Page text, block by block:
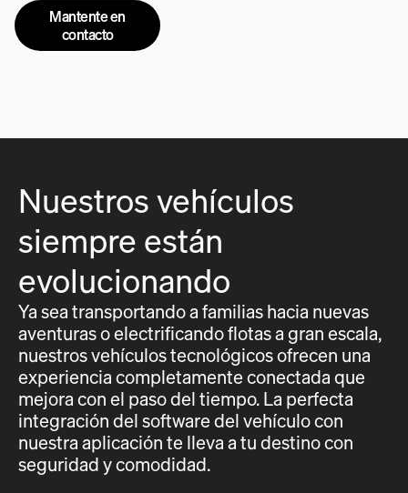
Mantente en
contacto
Nuestros vehículos
siempre están
evolucionando
Ya sea transportando a familias hacia nuevas
aventuras o electrificando flotas a gran escala,
nuestros vehículos tecnológicos ofrecen una
experiencia completamente conectada que
mejora con el paso del tiempo. La perfecta
integración del software del vehículo con
nuestra aplicación te lleva a tu destino con
seguridad y comodidad.